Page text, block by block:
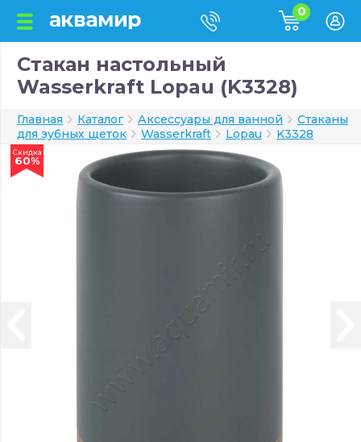
0
Стакан настольный
Wasserkraft Lopau (K3328)
Главная Каталог Аксессуары для ванной
Стаканы
для зубных щеток
Wasserkraft Lopau K3328
Скидка
60%